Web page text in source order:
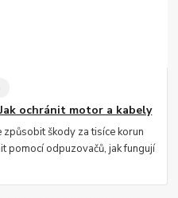
ochránit motor a kabely
způsobit škody za tisíce korun
pomocí odpuzovačů, jak fungují